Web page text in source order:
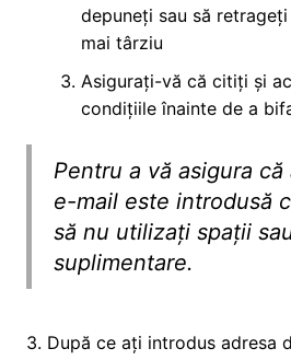
depuneți sau să
mai târziu
Asigurați-vă că citiți și
condițiile înainte de a
Pentru a vă asigura
e-mail este introdusă
să nu utilizați spații
suplimentare.
3. După ce ați introdus adresa